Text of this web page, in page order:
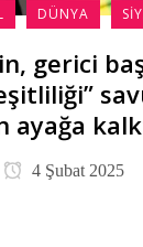
DÜNYA
gerici
ayağa
4 Şubat 2025